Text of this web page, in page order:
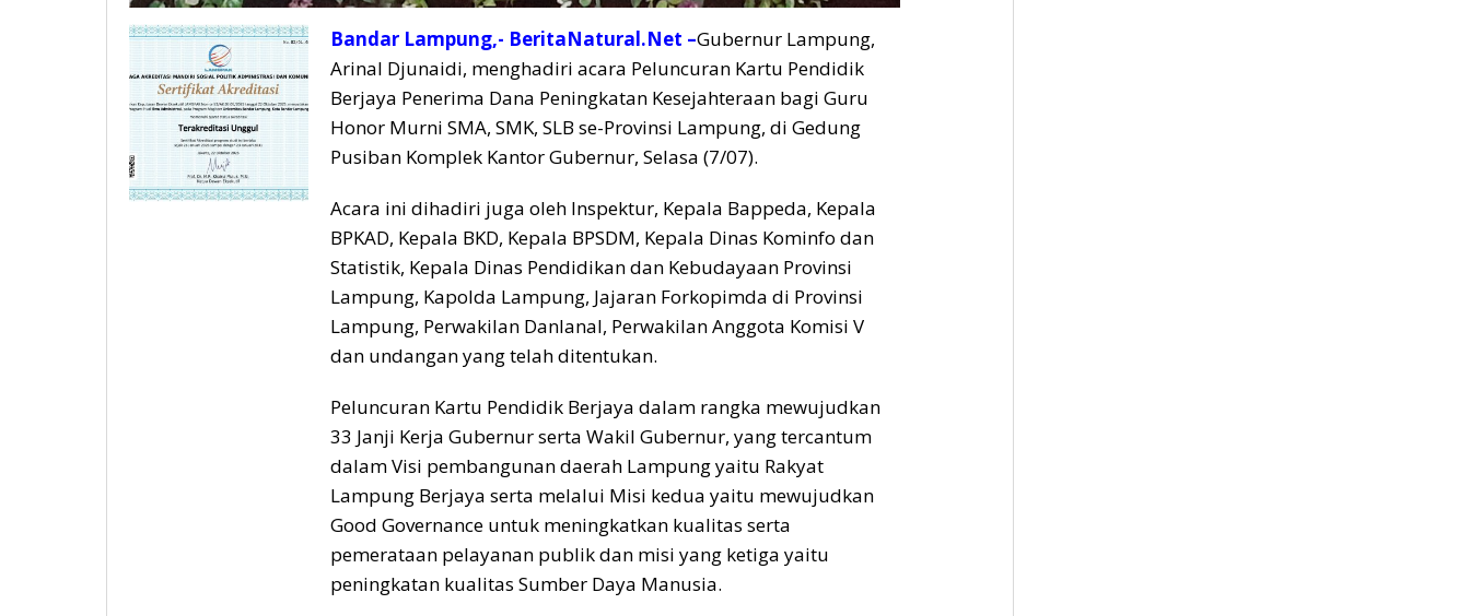
Bandar Lampung,- BeritaNatural.Net –Gubernur Lampung,
Arinal Djunaidi, menghadiri acara Peluncuran Kartu Pendidik
Berjaya Penerima Dana Peningkatan Kesejahteraan bagi Guru
Honor Murni SMA, SMK, SLB se-Provinsi Lampung, di Gedung
Pusiban Komplek Kantor Gubernur, Selasa (7/07).
Acara ini dihadiri juga oleh Inspektur, Kepala Bappeda, Kepala
BPKAD, Kepala BKD, Kepala BPSDM, Kepala Dinas Kominfo dan
Statistik, Kepala Dinas Pendidikan dan Kebudayaan Provinsi
Lampung, Kapolda Lampung, Jajaran Forkopimda di Provinsi
Lampung, Perwakilan Danlanal, Perwakilan Anggota Komisi V
dan undangan yang telah ditentukan.
Peluncuran Kartu Pendidik Berjaya dalam rangka mewujudkan
33 Janji Kerja Gubernur serta Wakil Gubernur, yang tercantum
dalam Visi pembangunan daerah Lampung yaitu Rakyat
Lampung Berjaya serta melalui Misi kedua yaitu mewujudkan
Good Governance untuk meningkatkan kualitas serta
pemerataan pelayanan publik dan misi yang ketiga yaitu
peningkatan kualitas Sumber Daya Manusia.